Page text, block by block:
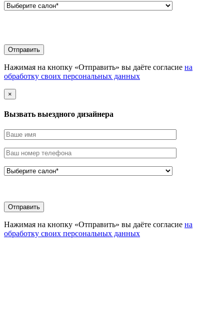
Нажимая на кнопку «Отправить» вы даёте согласие на
обработку своих персональных данных
×
Вызвать выездного дизайнера
Нажимая на кнопку «Отправить» вы даёте согласие на
обработку своих персональных данных